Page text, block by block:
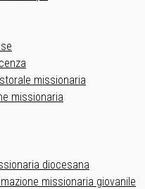
missionaria
missionaria
diocesana
missionaria giovanile